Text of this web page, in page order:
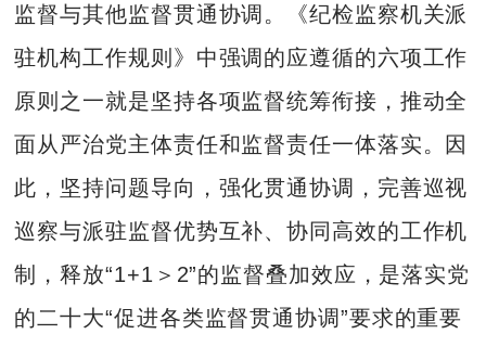
监督与其他监督贯通协调。《纪检监察机关派
驻机构工作规则》中强调的应遵循的六项工作
原则之一就是坚持各项监督统筹衔接，推动全
面从严治党主体责任和监督责任一体落实。因
此，坚持问题导向，强化贯通协调，完善巡视
巡察与派驻监督优势互补、协同高效的工作机
制，释放“1+1＞2”的监督叠加效应，是落实党
的二十大“促进各类监督贯通协调”要求的重要